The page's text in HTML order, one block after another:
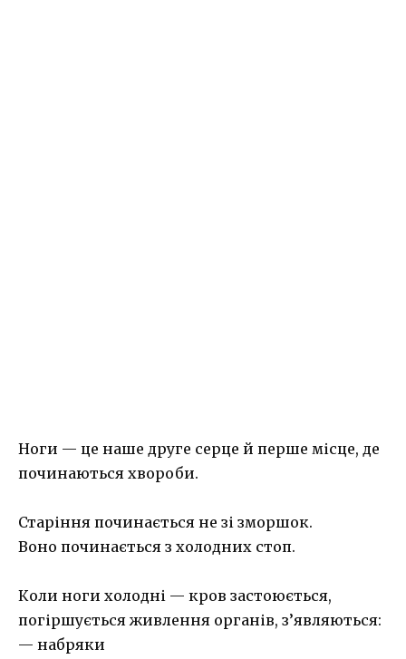
Ноги — це наше друге серце й перше місце, де
починаються хвороби.
Старіння починається не зі зморшок.
Воно починається з холодних стоп.
Коли ноги холодні — кров застоюється,
погіршується живлення органів, з’являються:
— набряки